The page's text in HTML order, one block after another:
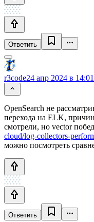
Ответить
r3code24 апр 2024 в 14:01
OpenSearch не
перехода на ELK,
смотрели, но vector
cloud/log-collectors-
можно посмотреть
Ответить